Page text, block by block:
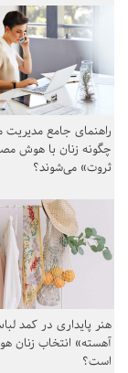
راهنمای جامع مدیریت
چگونه زنان با هوش
ثروت» می‌شوند؟
هنر پایداری در کمد
آهسته» انتخاب زنان
است؟